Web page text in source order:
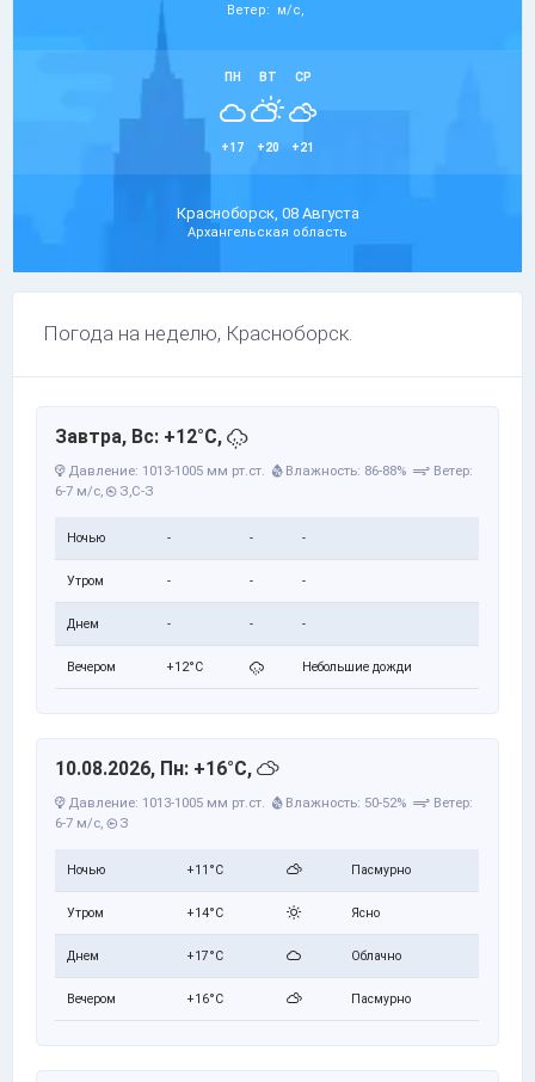
Ветер: м/с,
ПН
+17
ВТ
+20
СР
+21
Красноборск, 08 Августа
Архангельская область
Погода на неделю, Красноборск.
Завтра, Вс: +12°C,
Давление: 1013-1005 мм рт.ст. Влажность: 86-88%
Ветер:
6-7 м/с, З,С-З
Ночью - - -
Утром - - -
Днем - - -
Вечером +12°C Небольшие дожди
10.08.2026, Пн: +16°C,
Давление: 1013-1005 мм рт.ст. Влажность: 50-52%
Ветер:
6-7 м/с, З
Ночью +11°C Пасмурно
Утром +14°C Ясно
Днем +17°C Облачно
Вечером +16°C Пасмурно